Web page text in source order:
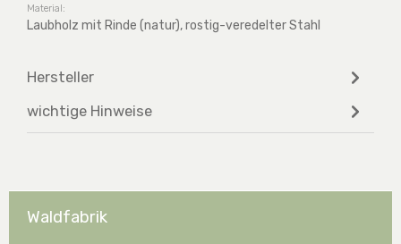
Material:
Laubholz mit Rinde (natur), rostig-veredelter Stahl
Hersteller
wichtige Hinweise
Waldfabrik